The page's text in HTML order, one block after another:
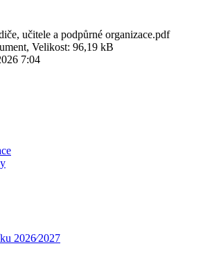
učitele a podpůrné organizace.pdf
Velikost: 96,19 kB
7:04
2026⁄2027